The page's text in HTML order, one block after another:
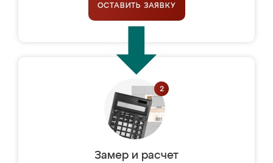
ОСТАВИТЬ ЗАЯВКУ
Замер и расчет